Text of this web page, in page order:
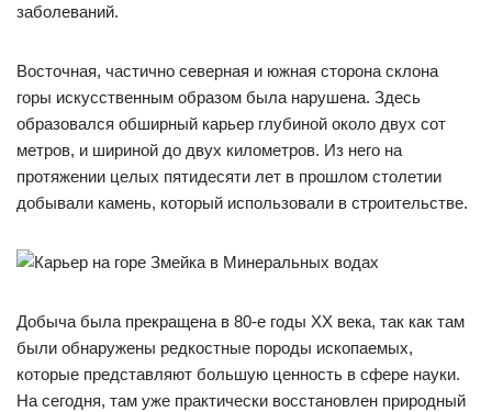
заболеваний.
Восточная, частично северная и южная сторона склона
горы искусственным образом была нарушена. Здесь
образовался обширный карьер глубиной около двух сот
метров, и шириной до двух километров. Из него на
протяжении целых пятидесяти лет в прошлом столетии
добывали камень, который использовали в строительстве.
Добыча была прекращена в 80-е годы XX века, так как там
были обнаружены редкостные породы ископаемых,
которые представляют большую ценность в сфере науки.
На сегодня, там уже практически восстановлен природный